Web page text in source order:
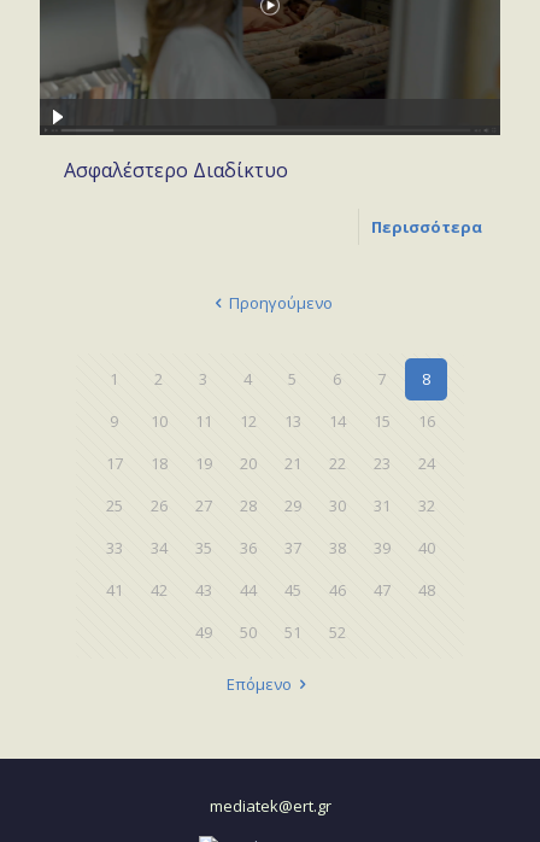
Ασφαλέστερο Διαδίκτυο
Περισσότερα
Προηγούμενο
1 2 3 4 5 6 7
8
9
10 11 12 13 14 15
16
17
18 19 20 21 22 23
24
25
26 27 28 29 30 31
32
33
34 35 36 37 38 39
40
41
42 43 44 45 46 47
48
49
50 51 52
Επόμενο
mediatek@ert.gr